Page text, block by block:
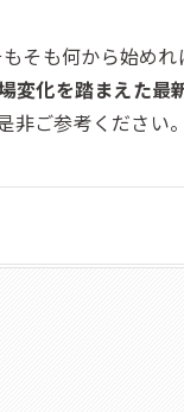
そも何から始めれ
変化を踏まえた最
非ご参考ください